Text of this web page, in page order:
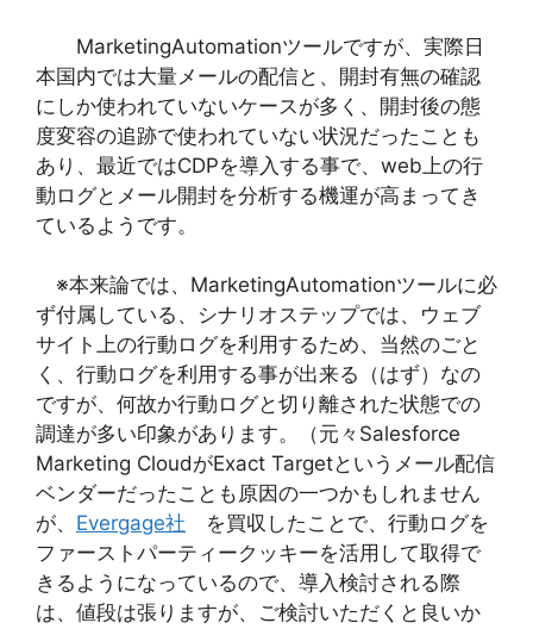
MarketingAutomationツールですが、実際日
本国内では大量メールの配信と、開封有無の確認
にしか使われていないケースが多く、開封後の態
度変容の追跡で使われていない状況だったことも
あり、最近ではCDPを導入する事で、web上の行
動ログとメール開封を分析する機運が高まってき
ているようです。
※本来論では、MarketingAutomationツールに必
ず付属している、シナリオステップでは、ウェブ
サイト上の行動ログを利用するため、当然のごと
く、行動ログを利用する事が出来る（はず）なの
ですが、何故か行動ログと切り離された状態での
調達が多い印象があります。（元々Salesforce
Marketing CloudがExact Targetというメール配信
ベンダーだったことも原因の一つかもしれません
が、 Evergage社 を買収したことで、行動ログを
ファーストパーティークッキーを活用して取得で
きるようになっているので、導入検討される際
は、値段は張りますが、ご検討いただくと良いか